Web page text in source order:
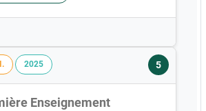
5
2025
Enseignement